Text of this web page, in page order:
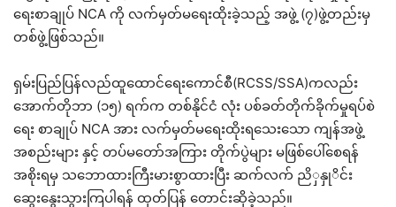
ရေးစာချုပ် NCA ကို လက်မှတ်မရေးထိုးခဲ့သည့် အဖွဲ့ (၇)ဖွဲ့တည်းမှ
တစ်ဖွဲ့ဖြစ်သည်။
ရှမ်းပြည်ပြန်လည်ထူထောင်ရေးကောင်စီ(RCSS/SSA)ကလည်း
အောက်တိုဘာ (၁၅) ရက်က တစ်နိုင်ငံ လုံး ပစ်ခတ်တိုက်ခိုက်မှုရပ်စဲ
ရေး စာချုပ် NCA အား လက်မှတ်မရေးထိုးရသေးသော ကျန်အဖွဲ့
အစည်းများ နှင့် တပ်မတော်အကြား တိုက်ပွဲများ မဖြစ်ပေါ်စေရန်
အစိုးရမှ သဘောထားကြီးမားစွာထားပြီး ဆက်လက် ညိှနှုိင်း
ဆွေးနွေးသွားကြပါရန် ထုတ်ပြန် တောင်းဆိုခဲ့သည်။